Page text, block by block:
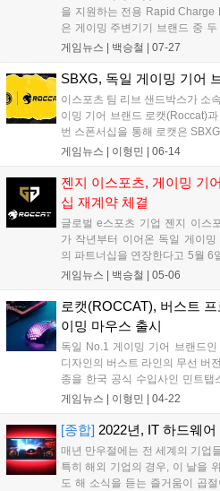
을 지원하는 전용 Rapid Charge
은 게이밍 주변기기 브랜드 중
을 지원하는 브랜드가 됐다.
완벽한 조합을 보여줍니다"라며
응은 기대 이상이었으며, 팬들
서 우리는 곧장 Kone XP AIR를
할 수 있을 것임을 모든 사람에
을 통해 전했다....
게임뉴스 | 백승철 | 07-27
SBXG, 독일 게이밍 기어
이스포츠 팀 리브 샌드박스가 소
이밍 기어 브랜드 로캣(Roccat)
번 스폰서십을 통해 로캣은
인보우식스, 피파 온라인4, 와일
게임뉴스 | 이형민 | 06-14
젠지 이스포츠, 게이밍 기
십 재계약 체결
글로벌 e스포츠 기업 젠지 이스
가 작년부터 이어온 독일 게이
의 파트너십을 연장한다고 5월 6
어 브랜드와 e스포츠 구단 간의
에서 준우승을 차지한 젠지 리
운드(PUBG) 팀을 후원할 예정이다
게임뉴스 | 백승철 | 05-06
로캣(ROCCAT), 버스트
이밍 마우스 출시
독일 No.1 게이밍 기어 브랜드
디자인의 버스트 라인의 무선 버
종을 한국 공식 수입사인 민트탭
트 프로 에어(Burst Pro Air)’는
게임뉴스 | 이형민 | 04-22
[종합] 2022년, IT 하드웨
매년 만우절에는 전 세계의 기업
특히 해외 기업의 경우, 이 날을
도 해 소식을 듣는 즐거움이 곱